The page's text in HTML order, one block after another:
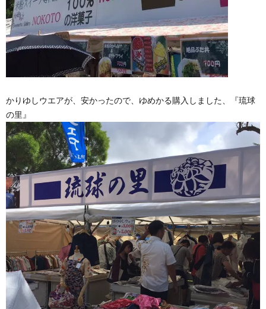
かりゆしウエアが、安かったので、ゆめかる購入しました、『琉球
の里』